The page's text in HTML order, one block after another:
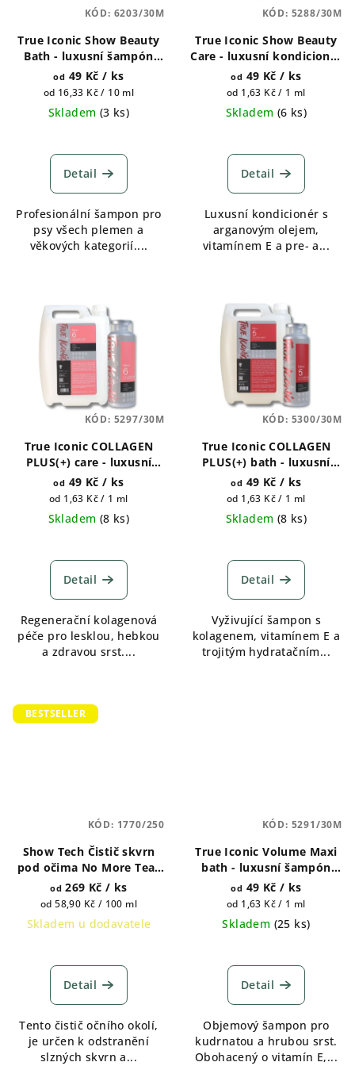
True Iconic Show Beauty
Bath - luxusní šampón
pro psy 400ml a 1 galon
(4500ml)
od 49 Kč / ks
Měrná
cena:
od 16,33 Kč / 10 ml
Skladem (3 ks)
hodnocení
produktu
z
5
hvězdiček.
Detail
Profesionální šampon pro
psy všech plemen a
věkových kategorií....
KÓD: 6203/30M
True Iconic Show Beauty
Care - luxusní kondicionér
pro psy 400ml a 1 galon
(4500ml)
od 49 Kč / ks
Měrná
cena:
od 1,63 Kč / 1 ml
Skladem (6 ks)
Detail
Luxusní kondicionér s
arganovým olejem,
vitamínem E a pre- a...
KÓD: 5288/30M
True Iconic COLLAGEN
PLUS(+) care - luxusní
kondicionér pro psy
400ml a 1 galon (4500ml)
od 49 Kč / ks
Měrná
cena:
od 1,63 Kč / 1 ml
Skladem (8 ks)
Detail
Regenerační kolagenová
péče pro lesklou, hebkou
a zdravou srst....
KÓD: 5297/30M
True Iconic COLLAGEN
PLUS(+) bath - luxusní
šampon pro psy 400ml a 1
galon (4500ml)
od 49 Kč / ks
Měrná
cena:
od 1,63 Kč / 1 ml
Skladem (8 ks)
hodnocení
produktu
z
5
hvězdiček.
Detail
Vyživující šampon s
kolagenem, vitamínem E a
trojitým hydratačním...
KÓD: 5300/30M
BESTSELLER
Show Tech Čistič skvrn
pod očima No More Tear
Stains 250 ml, 1l
od 269 Kč/ ks
Měrná
cena:
od 58,90 Kč / 100 ml
Skladem u dodavatele
hodnocení
produktu
z
5
hvězdiček.
Detail
Tento čistič očního okolí,
je určen k odstranění
slzných skvrn a...
KÓD: 1770/250
True Iconic Volume Maxi
bath - luxusní šampón
pro psy 400ml a 1 galon
(4500ml)
od 49 Kč / ks
Měrná
cena:
od 1,63 Kč / 1 ml
Skladem (25 ks)
hodnocení
produktu
z
5
hvězdiček.
Detail
Objemový šampon pro
kudrnatou a hrubou srst.
Obohacený o vitamín E,...
KÓD: 5291/30M